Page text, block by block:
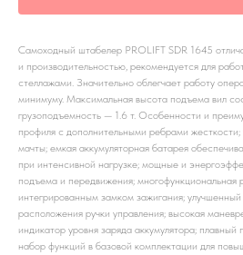
Самоходный штабелер PROLIFT SDR 1645
и производительностью, рекомендуется для
стеллажами. Значительно облегчает работу
минимуму. Максимальная высота подъема вил
грузоподъемность — 1.6 т. Особенности и
профиля с дополнительными ребрами жесткости;
мачты; емкая аккумуляторная батарея
при интенсивной нагрузке; мощные и
подъема и передвижения; многофункциональная
интегрированным замком зажигания;
расположения ручки управления; высокая
индикатор уровня заряда аккумулятора;
набор функций в базовой комплектации для